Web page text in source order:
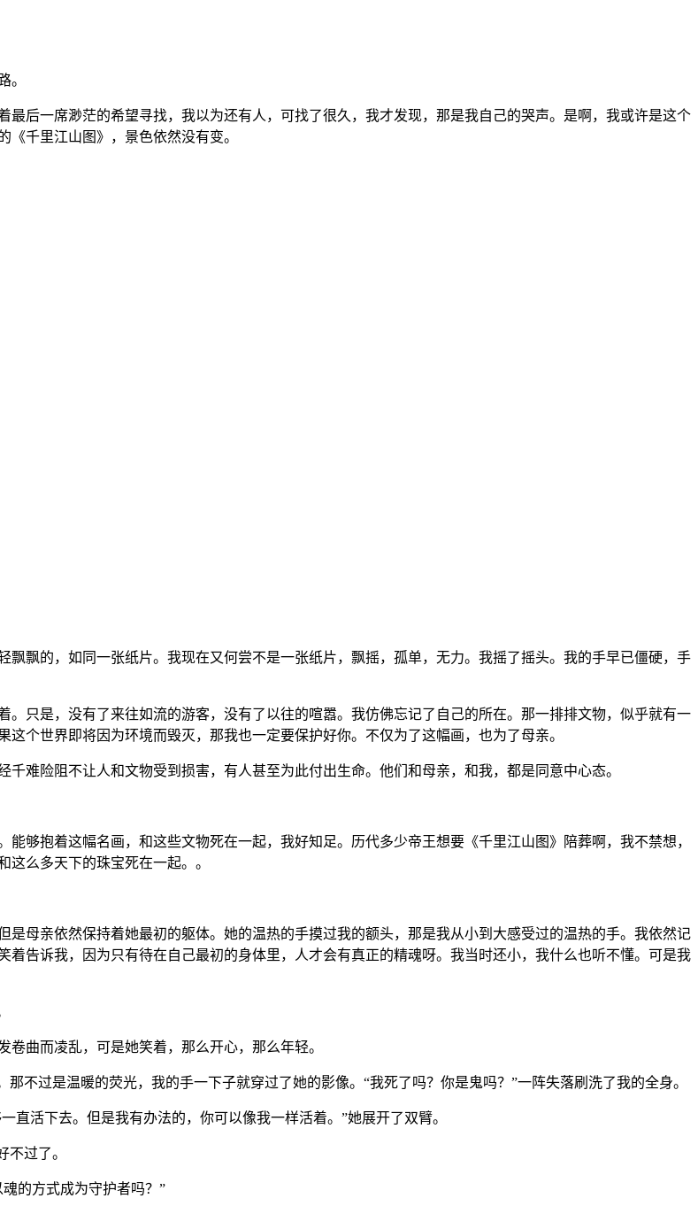
。
后一席渺茫的希望寻找，我以为还有人，可找了很久，我才发现，那是我自己的哭声。是啊，我或许是这个
千里江山图》，景色依然没有变。
飘的，如同一张纸片。我现在又何尝不是一张纸片，飘摇，孤单，无力。我摇了摇头。我的手早已僵硬，手
只是，没有了来往如流的游客，没有了以往的喧嚣。我仿佛忘记了自己的所在。那一排排文物，似乎就有一
个世界即将因为环境而毁灭，那我也一定要保护好你。不仅为了这幅画，也为了母亲。
难险阻不让人和文物受到损害，有人甚至为此付出生命。他们和母亲，和我，都是同意中心态。
够抱着这幅名画，和这些文物死在一起，我好知足。历代多少帝王想要《千里江山图》陪葬啊，我不禁想，
么多天下的珠宝死在一起。。
母亲依然保持着她最初的躯体。她的温热的手摸过我的额头，那是我从小到大感受过的温热的手。我依然记
告诉我，因为只有待在自己最初的身体里，人才会有真正的精魂呀。我当时还小，我什么也听不懂。可是我
曲而凌乱，可是她笑着，那么开心，那么年轻。
不过是温暖的荧光，我的手一下子就穿过了她的影像。“我死了吗？你是鬼吗？”一阵失落刷洗了我的全身。
直活下去。但是我有办法的，你可以像我一样活着。”她展开了双臂。
过了。
的方式成为守护者吗？”